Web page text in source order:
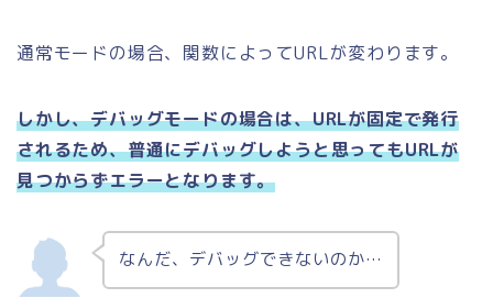
通常モードの場合、関数によってURLが変わります。
しかし、デバッグモードの場合は、URLが固定で発行
されるため、普通にデバッグしようと思ってもURLが
見つからずエラーとなります。
なんだ、デバッグできないのか…